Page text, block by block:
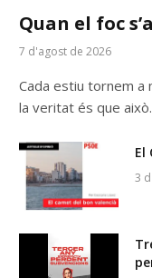
Quan el foc
7 d'agost de 2026
Cada estiu tornem a
la veritat és que
El
3